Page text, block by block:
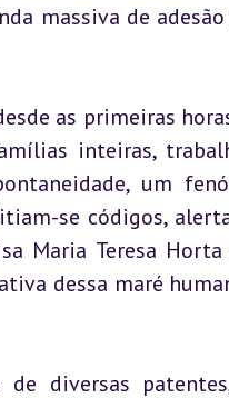
massiva de
as primeiras
inteiras,
um
se códigos,
Maria Teresa
dessa maré
diversas